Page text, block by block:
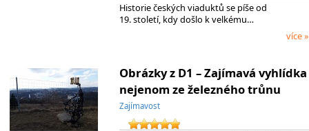
Historie českých viaduktů se píše od
19. století, kdy došlo k velkému…
více »
Obrázky z D1 – Zajímavá vyhlídka
nejenom ze železného trůnu
Zajímavost